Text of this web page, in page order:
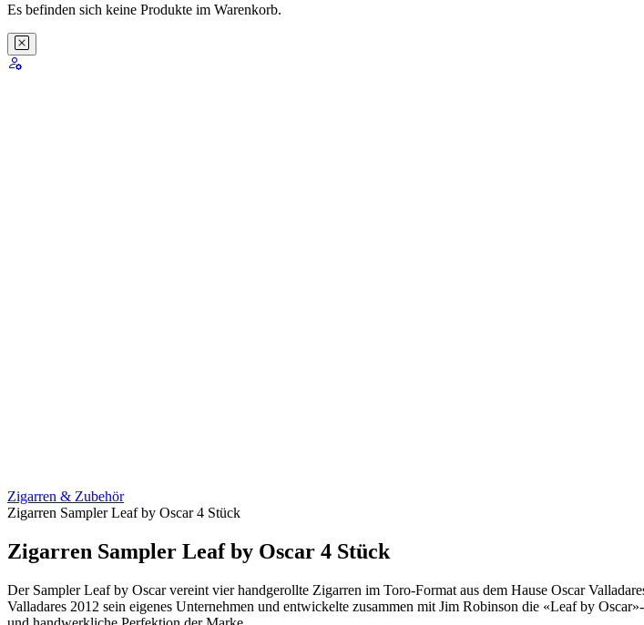
Es befinden sich keine Produkte im Warenkorb.
Zigarren & Zubehör
Zigarren Sampler Leaf by Oscar 4 Stück
Zigarren Sampler Leaf by Oscar 4 Stück
Der Sampler Leaf by Oscar vereint vier handgerollte Zigarren im Toro-Format aus dem Hause Oscar
Valladares 2012 sein eigenes Unternehmen und entwickelte zusammen mit Jim Robinson die «Leaf by